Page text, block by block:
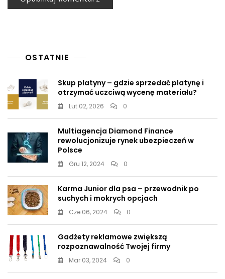
OSTATNIE
Skup platyny – gdzie sprzedać platynę i
otrzymać uczciwą wycenę materiału?
Lut 02, 2026 0
Multiagencja Diamond Finance
rewolucjonizuje rynek ubezpieczeń w
Polsce
Gru 12, 2024 0
Karma Junior dla psa – przewodnik po
suchych i mokrych opcjach
Cze 06, 2024 0
Gadżety reklamowe zwiększą
rozpoznawalność Twojej firmy
Mar 03, 2024 0